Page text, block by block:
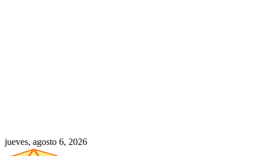
jueves, agosto 6, 2026